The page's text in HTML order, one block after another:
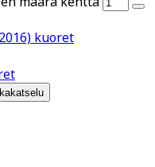
kuoret